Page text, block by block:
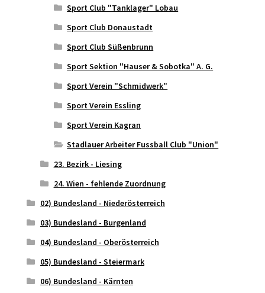
Sport Club "Tanklager" Lobau
Sport Club Donaustadt
Sport Club Süßenbrunn
Sport Sektion "Hauser & Sobotka" A. G.
Sport Verein "Schmidwerk"
Sport Verein Essling
Sport Verein Kagran
Stadlauer Arbeiter Fussball Club "Union"
23. Bezirk - Liesing
24. Wien - fehlende Zuordnung
02) Bundesland - Niederösterreich
03) Bundesland - Burgenland
04) Bundesland - Oberösterreich
05) Bundesland - Steiermark
06) Bundesland - Kärnten